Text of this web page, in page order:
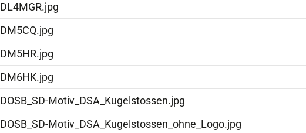
DL4MGR.jpg
DM5CQ.jpg
DM5HR.jpg
DM6HK.jpg
DOSB_SD-Motiv_DSA_Kugelstossen.jpg
DOSB_SD-Motiv_DSA_Kugelstossen_ohne_Logo.jpg